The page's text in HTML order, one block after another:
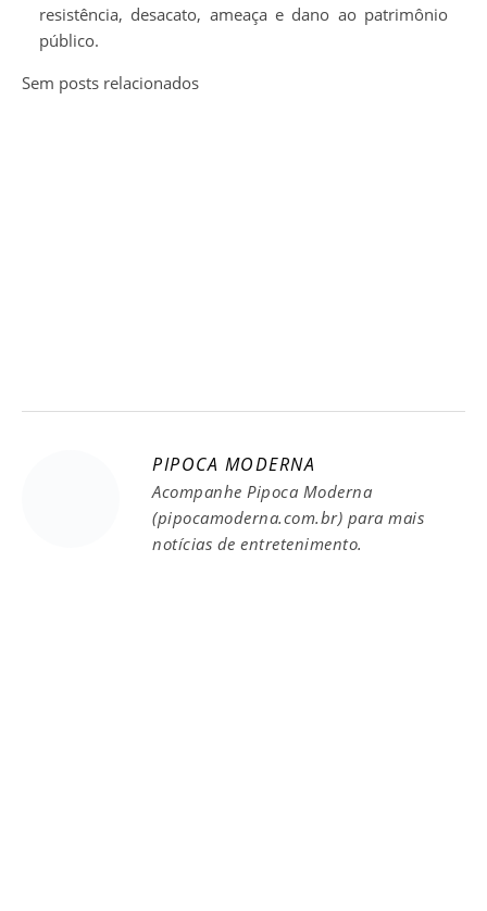
resistência, desacato, ameaça e dano ao patrimônio
público.
Sem posts relacionados
PIPOCA MODERNA
Acompanhe Pipoca Moderna
(pipocamoderna.com.br) para mais
notícias de entretenimento.